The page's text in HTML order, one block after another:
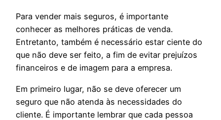
Para vender mais seguros, é importante
conhecer as melhores práticas de venda.
Entretanto, também é necessário estar ciente do
que não deve ser feito, a fim de evitar prejuízos
financeiros e de imagem para a empresa.
Em primeiro lugar, não se deve oferecer um
seguro que não atenda às necessidades do
cliente. É importante lembrar que cada pessoa